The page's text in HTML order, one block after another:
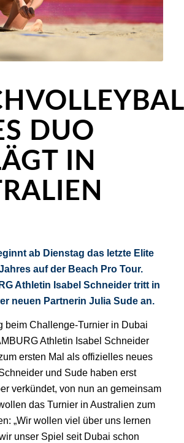
DUO
IN
ab Dienstag das letzte Elite
auf der Beach Pro Tour.
Athletin Isabel Schneider tritt in
neuen Partnerin Julia Sude an.
beim Challenge-Turnier in Dubai
Athletin Isabel Schneider
ersten Mal als offizielles neues
und Sude haben erst
verkündet, von nun an gemeinsam
das Turnier in Australien zum
„Wir wollen viel über uns lernen
unser Spiel seit Dubai schon